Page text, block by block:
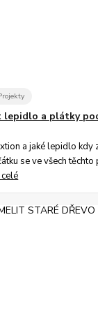
lepidlo a plátky
a jaké lepidlo kdy
se ve všech těchto